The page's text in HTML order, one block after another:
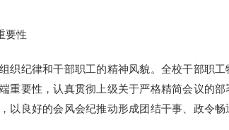
要性
织纪律和干部职工的精神风貌。全校干部职
重要性，认真贯彻上级关于严格精简会议的
以良好的会风会纪推动形成团结干事、政令